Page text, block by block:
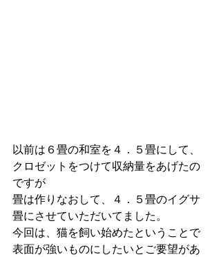
以前は６畳の和室を４．５畳にして、
クロゼットをつけて収納量をあげたの
ですが
畳は作りなおして、４．５畳のイグサ
畳にさせていただいてました。
今回は、猫を飼い始めたということで
表面が強いものにしたいとご要望があ